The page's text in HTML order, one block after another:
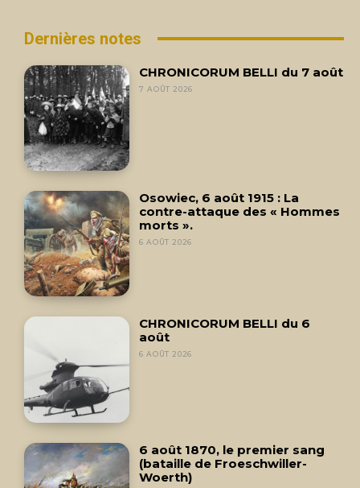
Dernières notes
CHRONICORUM BELLI du 7 août
7 AOÛT 2026
Osowiec, 6 août 1915 : La
contre-attaque des « Hommes
morts ».
6 AOÛT 2026
CHRONICORUM BELLI du 6
août
6 AOÛT 2026
6 août 1870, le premier sang
(bataille de Froeschwiller-
Woerth)